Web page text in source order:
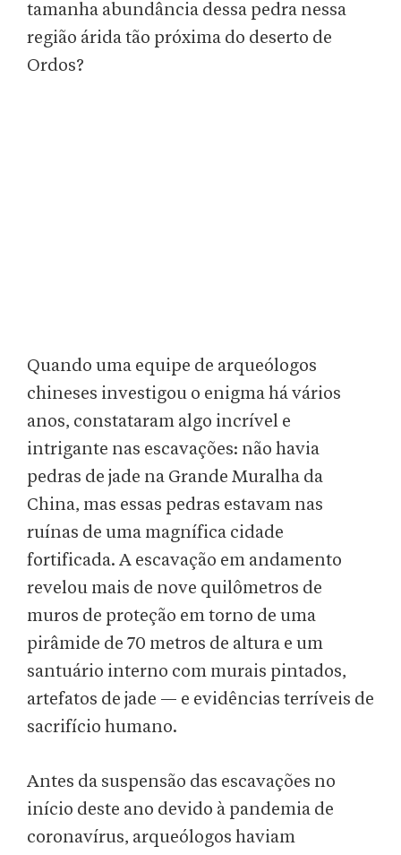
tamanha abundância dessa pedra nessa
região árida tão próxima do deserto de
Ordos?
Quando uma equipe de arqueólogos
chineses investigou o enigma há vários
anos, constataram algo incrível e
intrigante nas escavações: não havia
pedras de jade na Grande Muralha da
China, mas essas pedras estavam nas
ruínas de uma magnífica cidade
fortificada. A escavação em andamento
revelou mais de nove quilômetros de
muros de proteção em torno de uma
pirâmide de 70 metros de altura e um
santuário interno com murais pintados,
artefatos de jade — e evidências terríveis de
sacrifício humano.
Antes da suspensão das escavações no
início deste ano devido à pandemia de
coronavírus, arqueólogos haviam